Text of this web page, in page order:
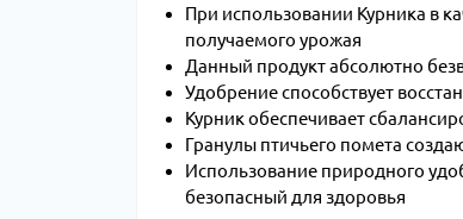
При использовании Курника в
получаемого урожая
Данный продукт абсолютно
Удобрение способствует
Курник обеспечивает
Гранулы птичьего помета
Использование природного
безопасный для здоровья